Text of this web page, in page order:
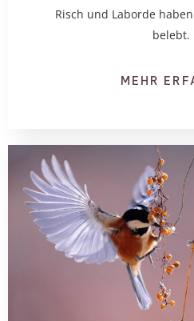
Risch und Laborde
belebt.
MEHR